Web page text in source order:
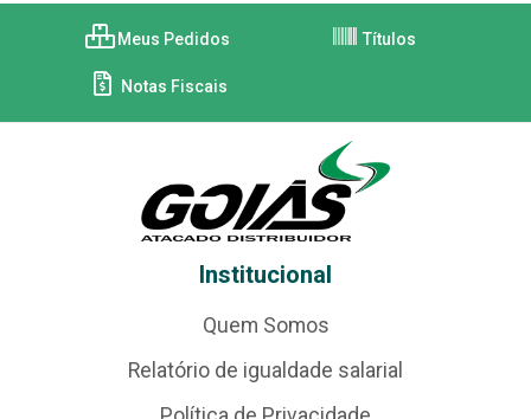
Meus Pedidos Títulos
Notas Fiscais
Institucional
Quem Somos
Relatório de igualdade salarial